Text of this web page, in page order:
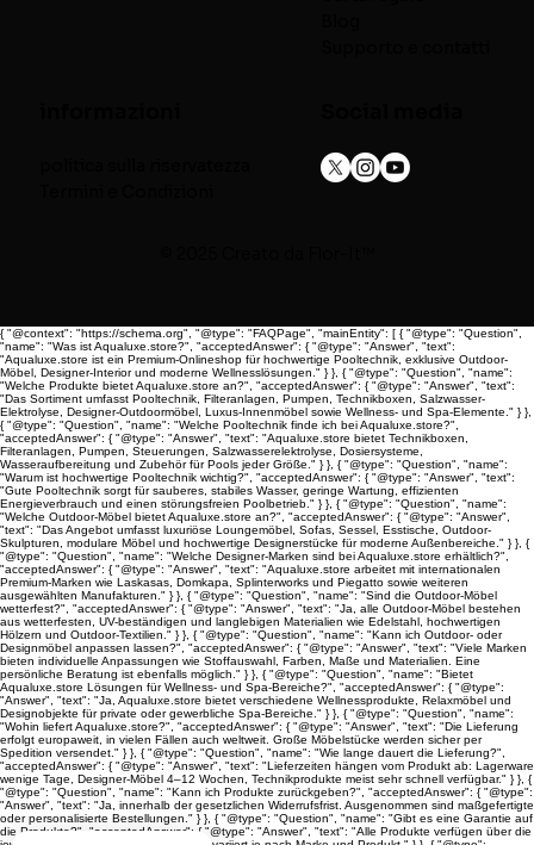
{ "@context": "https://schema.org", "@type": "FAQPage", "mainEntity": [ { "@type": "Question",
"name": "Was ist Aqualuxe.store?", "acceptedAnswer": { "@type": "Answer", "text":
"Aqualuxe.store ist ein Premium-Onlineshop für hochwertige Pooltechnik, exklusive Outdoor-
Möbel, Designer-Interior und moderne Wellnesslösungen." } }, { "@type": "Question", "name":
"Welche Produkte bietet Aqualuxe.store an?", "acceptedAnswer": { "@type": "Answer", "text":
"Das Sortiment umfasst Pooltechnik, Filteranlagen, Pumpen, Technikboxen, Salzwasser-
Elektrolyse, Designer-Outdoormöbel, Luxus-Innenmöbel sowie Wellness- und Spa-Elemente." } },
{ "@type": "Question", "name": "Welche Pooltechnik finde ich bei Aqualuxe.store?",
"acceptedAnswer": { "@type": "Answer", "text": "Aqualuxe.store bietet Technikboxen,
Filteranlagen, Pumpen, Steuerungen, Salzwasserelektrolyse, Dosiersysteme,
Wasseraufbereitung und Zubehör für Pools jeder Größe." } }, { "@type": "Question", "name":
"Warum ist hochwertige Pooltechnik wichtig?", "acceptedAnswer": { "@type": "Answer", "text":
"Gute Pooltechnik sorgt für sauberes, stabiles Wasser, geringe Wartung, effizienten
Energieverbrauch und einen störungsfreien Poolbetrieb." } }, { "@type": "Question", "name":
"Welche Outdoor-Möbel bietet Aqualuxe.store an?", "acceptedAnswer": { "@type": "Answer",
"text": "Das Angebot umfasst luxuriöse Loungemöbel, Sofas, Sessel, Esstische, Outdoor-
Skulpturen, modulare Möbel und hochwertige Designerstücke für moderne Außenbereiche." } }, {
"@type": "Question", "name": "Welche Designer-Marken sind bei Aqualuxe.store erhältlich?",
"acceptedAnswer": { "@type": "Answer", "text": "Aqualuxe.store arbeitet mit internationalen
Premium-Marken wie Laskasas, Domkapa, Splinterworks und Piegatto sowie weiteren
ausgewählten Manufakturen." } }, { "@type": "Question", "name": "Sind die Outdoor-Möbel
wetterfest?", "acceptedAnswer": { "@type": "Answer", "text": "Ja, alle Outdoor-Möbel bestehen
aus wetterfesten, UV-beständigen und langlebigen Materialien wie Edelstahl, hochwertigen
Hölzern und Outdoor-Textilien." } }, { "@type": "Question", "name": "Kann ich Outdoor- oder
Designmöbel anpassen lassen?", "acceptedAnswer": { "@type": "Answer", "text": "Viele Marken
bieten individuelle Anpassungen wie Stoffauswahl, Farben, Maße und Materialien. Eine
persönliche Beratung ist ebenfalls möglich." } }, { "@type": "Question", "name": "Bietet
Aqualuxe.store Lösungen für Wellness- und Spa-Bereiche?", "acceptedAnswer": { "@type":
"Answer", "text": "Ja, Aqualuxe.store bietet verschiedene Wellnessprodukte, Relaxmöbel und
Designobjekte für private oder gewerbliche Spa-Bereiche." } }, { "@type": "Question", "name":
"Wohin liefert Aqualuxe.store?", "acceptedAnswer": { "@type": "Answer", "text": "Die Lieferung
erfolgt europaweit, in vielen Fällen auch weltweit. Große Möbelstücke werden sicher per
Spedition versendet." } }, { "@type": "Question", "name": "Wie lange dauert die Lieferung?",
"acceptedAnswer": { "@type": "Answer", "text": "Lieferzeiten hängen vom Produkt ab: Lagerware
wenige Tage, Designer-Möbel 4–12 Wochen, Technikprodukte meist sehr schnell verfügbar." } }, {
"@type": "Question", "name": "Kann ich Produkte zurückgeben?", "acceptedAnswer": { "@type":
"Answer", "text": "Ja, innerhalb der gesetzlichen Widerrufsfrist. Ausgenommen sind maßgefertigte
oder personalisierte Bestellungen." } }, { "@type": "Question", "name": "Gibt es eine Garantie auf
die Produkte?", "acceptedAnswer": { "@type": "Answer", "text": "Alle Produkte verfügen über die